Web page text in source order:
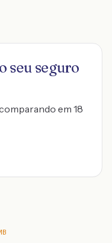
seu seguro
em 18